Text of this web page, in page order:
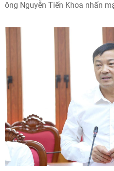
ông Nguyễn Tiến Khoa nhấn